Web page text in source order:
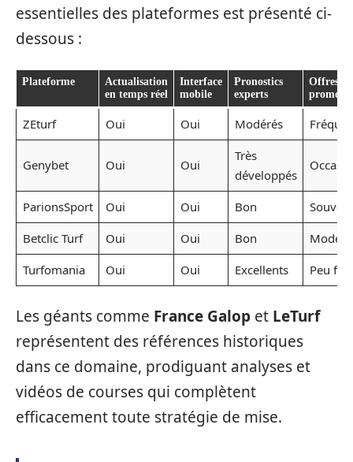
essentielles des plateformes est présenté ci-
dessous :
Plateforme
Actualisation
en temps réel
Interface
mobile
Pronostics
experts
Offres
ZEturf Oui Oui Modérés
Genybet Oui Oui
Très
développés
ParionsSport Oui Oui Bon
Souvent
Betclic Turf
Oui Oui Bon
Turfomania
Oui Oui Excellents Peu
Les géants comme France Galop et LeTurf
représentent des références historiques
dans ce domaine, prodiguant analyses et
vidéos de courses qui complètent
efficacement toute stratégie de mise.